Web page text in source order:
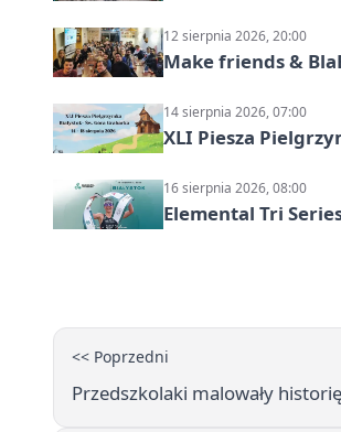
12 sierpnia 2026, 20:00
Make friends &
14 sierpnia 2026, 07:00
XLI Piesza
16 sierpnia 2026, 08:00
Elemental Tri
<< Poprzedni
Przedszkolaki malowały